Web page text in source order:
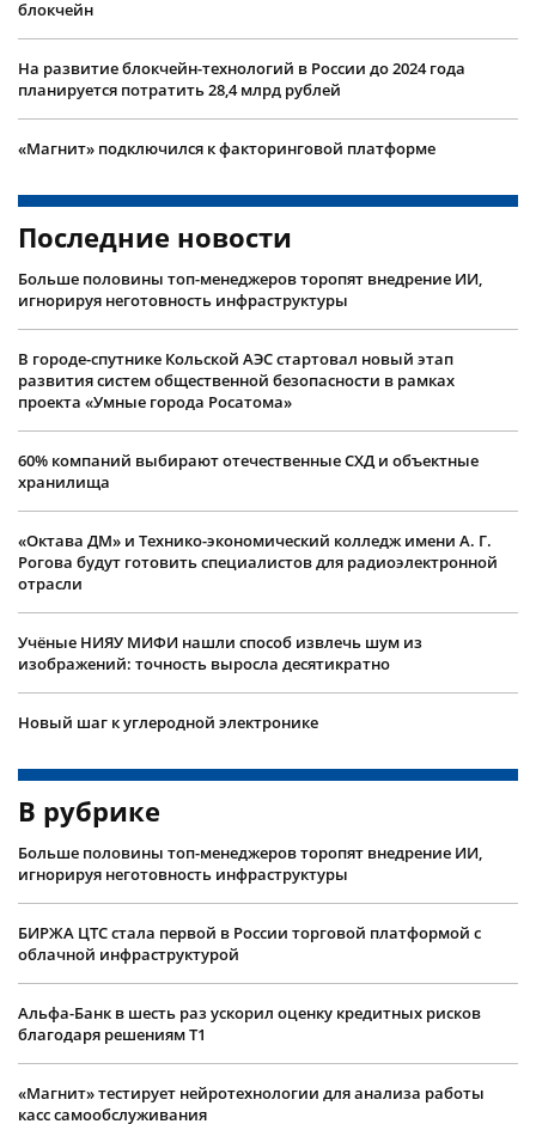
блокчейн
На развитие блокчейн-технологий в России до 2024 года
планируется потратить 28,4 млрд рублей
«Магнит» подключился к факторинговой платформе
Последние новости
Больше половины топ-менеджеров торопят внедрение ИИ,
игнорируя неготовность инфраструктуры
В городе-спутнике Кольской АЭС стартовал новый этап
развития систем общественной безопасности в рамках
проекта «Умные города Росатома»
60% компаний выбирают отечественные СХД и объектные
хранилища
«Октава ДМ» и Технико-экономический колледж имени А. Г.
Рогова будут готовить специалистов для радиоэлектронной
отрасли
Учëные НИЯУ МИФИ нашли способ извлечь шум из
изображений: точность выросла десятикратно
Новый шаг к углеродной электронике
В рубрике
Больше половины топ-менеджеров торопят внедрение ИИ,
игнорируя неготовность инфраструктуры
БИРЖА ЦТС стала первой в России торговой платформой с
облачной инфраструктурой
Альфа-Банк в шесть раз ускорил оценку кредитных рисков
благодаря решениям Т1
«Магнит» тестирует нейротехнологии для анализа работы
касс самообслуживания